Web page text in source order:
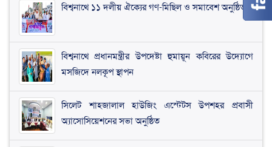
বিশ্বনাথে ১১ দলীয় ঐক্যের গণ-মিছিল ও সমাবেশ অনুষ্ঠিত
বিশ্বনাথে প্রধানমন্ত্রীর উপদেষ্টা হুমায়ূন কবিরের উদ্যোগে
মসজিদে নলকূপ স্থাপন
সিলেট শাহজালাল হাউজিং এস্টেটস উপশহর প্রবাসী
অ্যাসোসিয়েশনের সভা অনুষ্ঠিত